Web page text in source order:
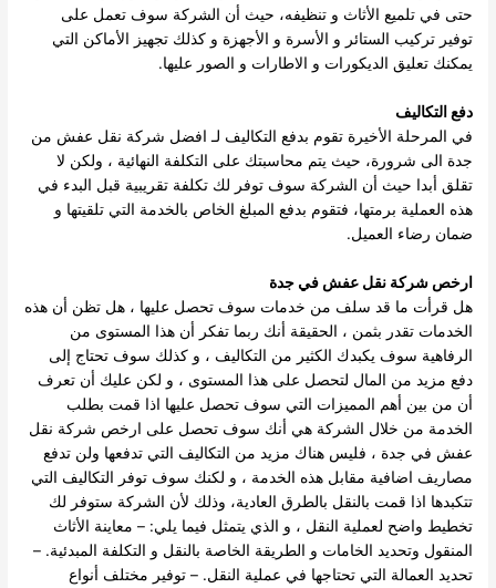
حتى في تلميع الأثاث و تنظيفه، حيث أن الشركة سوف تعمل على
توفير تركيب الستائر و الأسرة و الأجهزة و كذلك تجهيز الأماكن التي
يمكنك تعليق الديكورات و الاطارات و الصور عليها.
دفع التكاليف
في المرحلة الأخيرة تقوم بدفع التكاليف لـ افضل شركة نقل عفش من
جدة الى شرورة، حيث يتم محاسبتك على التكلفة النهائية ، ولكن لا
تقلق أبدا حيث أن الشركة سوف توفر لك تكلفة تقريبية قبل البدء في
هذه العملية برمتها، فتقوم بدفع المبلغ الخاص بالخدمة التي تلقيتها و
ضمان رضاء العميل.
ارخص شركة نقل عفش في جدة
هل قرأت ما قد سلف من خدمات سوف تحصل عليها ، هل تظن أن هذه
الخدمات تقدر بثمن ، الحقيقة أنك ربما تفكر أن هذا المستوى من
الرفاهية سوف يكبدك الكثير من التكاليف ، و كذلك سوف تحتاج إلى
دفع مزيد من المال لتحصل على هذا المستوى ، و لكن عليك أن تعرف
أن من بين أهم المميزات التي سوف تحصل عليها اذا قمت بطلب
الخدمة من خلال الشركة هي أنك سوف تحصل على ارخص شركة نقل
عفش في جدة ، فليس هناك مزيد من التكاليف التي تدفعها ولن تدفع
مصاريف اضافية مقابل هذه الخدمة ، و لكنك سوف توفر التكاليف التي
تتكبدها اذا قمت بالنقل بالطرق العادية، وذلك لأن الشركة ستوفر لك
تخطيط واضح لعملية النقل ، و الذي يتمثل فيما يلي: – معاينة الأثاث
المنقول وتحديد الخامات و الطريقة الخاصة بالنقل و التكلفة المبدئية. –
تحديد العمالة التي تحتاجها في عملية النقل. – توفير مختلف أنواع